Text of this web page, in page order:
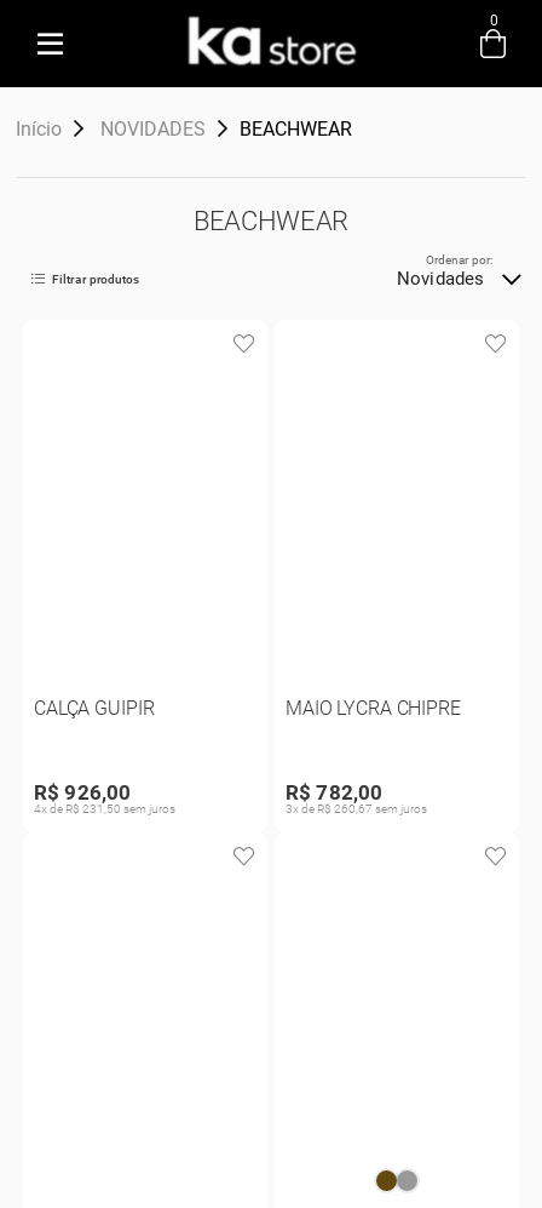
Criar nova conta
0
Início NOVIDADES BEACHWEAR
BEACHWEAR
Filtrar produtos Novidades
Ordenar por:
CALÇA GUIPIR
R$ 926,00
4x de R$ 231,50 sem juros
MAIO LYCRA CHIPRE
R$ 782,00
3x de R$ 260,67 sem juros